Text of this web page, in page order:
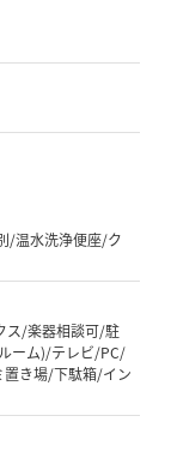
/温水洗浄便座/ク
ス/楽器相談可/駐
ーム)/テレビ/PC/
き場/下駄箱/イン